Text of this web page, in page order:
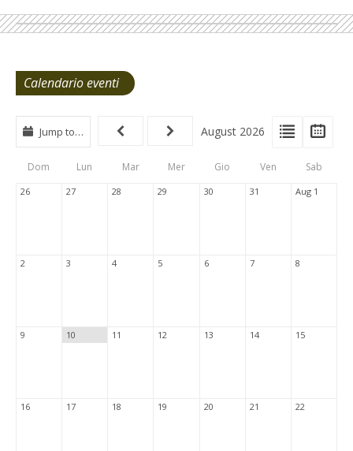
Calendario eventi
View
Type
Tabs
View
List
Jump to… August 2026
Dom Lun Mar Mer Gio Ven Sab
26 27 28 29 30 31 Aug 1
2 3 4 5 6 7 8
9 10 11 12 13 14 15
16 17 18 19 20 21 22